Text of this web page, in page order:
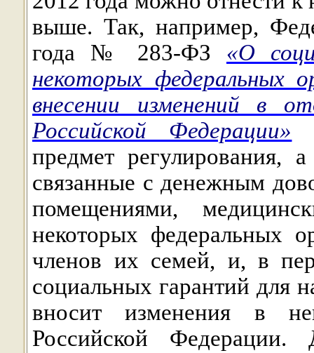
выше. Так, например,
года № 283-ФЗ «О
некоторых федеральных
внесении изменений в
Российской Федерации»
предмет регулирования,
связанные с денежным
помещениями,
некоторых федеральных
членов их семей, и, в
социальных гарантий для
вносит изменения в
Российской